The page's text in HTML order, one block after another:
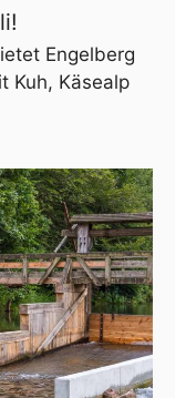
Engelberg
Kuh, Käsealp